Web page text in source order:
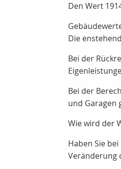
Den Wert
Die
Bei der
Bei der
und Garagen
Wie wird der
Haben Sie
Veränderung